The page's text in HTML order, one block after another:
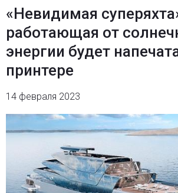
«Невидимая
работающая от
энергии будет
принтере
14 февраля 2023